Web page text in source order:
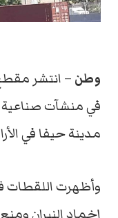
وطن – انتشر
في منشآت صناعية
مدينة حيفا في
وأظهرت اللقطات